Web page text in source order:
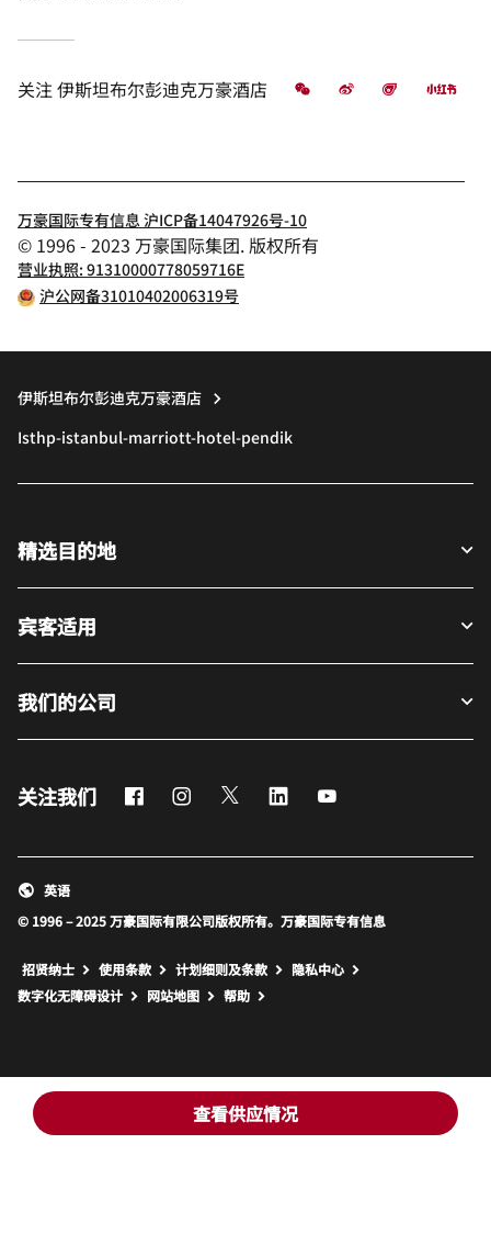
查看供应情况
关注伊斯坦布尔彭迪克万豪酒店 微信 微博 飞猪 小
万豪国际专有信息 沪ICP备14047926号-10
© 1996 - 2023 万豪国际集团. 版权所有
营业执照: 91310000778059716E
沪公网备31010402006319号
伊斯坦布尔彭迪克万豪酒店
Isthp-istanbul-marriott-hotel-pendik
精选目的地
宾客适用
我们的公司
关注我们 FacebookInstagram
Twitter LinkedIn
© 1996 – 2025 万豪国际有限公司版权所有。万豪国际专有信息
英语
招贤纳士 使用条款 计划细则及条款
隐私中心
数字化无障碍设计
网站地图 打开新窗口
帮助